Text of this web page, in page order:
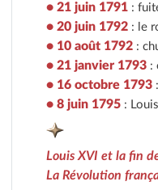
• 21 juin 1791 :
• 20 juin 1792 : le
• 10 août 1792 :
• 21 janvier 1793 :
• 16 octobre 1793
• 8 juin 1795 :
Louis XVI et la fin
La Révolution